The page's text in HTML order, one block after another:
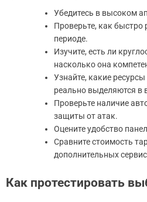
Убедитесь в высоком
Проверьте, как быстро
периоде.
Изучите, есть ли
насколько она
Узнайте, какие
реально выделяются в
Проверьте наличие
защиты от атак.
Оцените удобство
Сравните стоимость
дополнительных
Как протестировать